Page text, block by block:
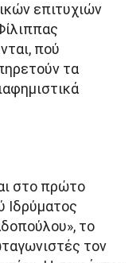
επιτυχιών
πού
τα
στο πρώτο
Ιδρύματος
το
τον